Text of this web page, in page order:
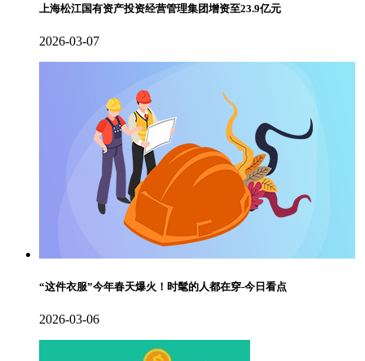
上海松江国有资产投资经营管理集团增资至23.9亿元
2026-03-07
“这件衣服”今年春天爆火！时髦的人都在穿-今日看点
2026-03-06